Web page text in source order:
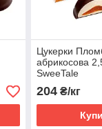
Цукерки
абрикосова
SweeTale
204₴/кг